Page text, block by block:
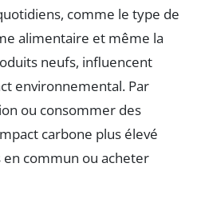
comme le type de
alimentaire et même la
neufs, influencent
environnemental. Par
ou consommer des
carbone plus élevé
en commun ou acheter